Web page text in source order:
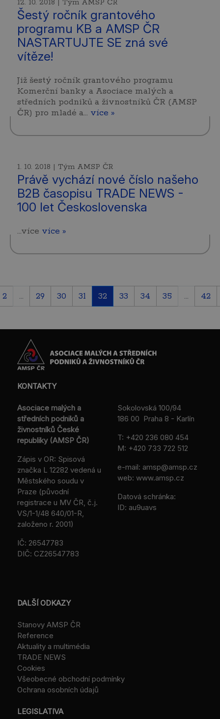
12. 10. 2018 | Tým AMSP ČR
Šestý ročník grantového
programu KB a AMSP ČR
NASTARTUJTE SE zná své
vítěze!
Již šestý ročník grantového programu
Komerční banky a Asociace malých a
středních podniků a živnostníků ČR (AMSP
ČR) pro mladé a… více »
1. 10. 2018 | Tým AMSP ČR
Právě vychází nové číslo našeho
B2B časopisu TRADE NEWS -
100 let Československa
...více více »
2 ... 29 30 31 32 33 34 35 ... 42
KONTAKTY
Asociace malých a
středních podniků a
živnostníků České
republiky (AMSP ČR)
Zápis v OR: Spisová
značka L 12282 vedená u
Městského soudu v
Praze (původní
registrace u MV ČR, č.j.
VS/1-1/48 640/01-R,
založeno r. 2001)
IČ: 26547783
DIČ: CZ26547783
Sokolovská 100/94
186 00 Praha 8 - Karlín
T: +420 236 080 454
M: +420 733 722 512
e-mail: amsp@amsp.cz
web: www.amsp.cz
Datová schránka:
ID: au9uavs
DALŠÍ ODKAZY
Stanovy AMSP ČR
Reference
Aktuality a multimédia
TRADE NEWS
Cookies
Všeobecné obchodní podmínky
Ochrana osobních údajů
LEGISLATIVA